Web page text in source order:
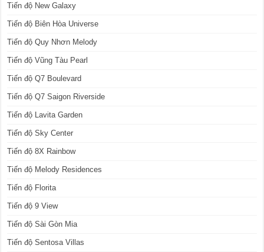
Tiến độ New Galaxy
Tiến độ Biên Hòa Universe
Tiến độ Quy Nhơn Melody
Tiến độ Vũng Tàu Pearl
Tiến độ Q7 Boulevard
Tiến độ Q7 Saigon Riverside
Tiến độ Lavita Garden
Tiến độ Sky Center
Tiến độ 8X Rainbow
Tiến độ Melody Residences
Tiến độ Florita
Tiến độ 9 View
Tiến độ Sài Gòn Mia
Tiến độ Sentosa Villas